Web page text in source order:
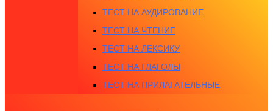
ТЕСТ НА АУДИРОВАНИЕ
ТЕСТ НА ЧТЕНИЕ
ТЕСТ НА ЛЕКСИКУ
ТЕСТ НА ГЛАГОЛЫ
ТЕСТ НА ПРИЛАГАТЕЛЬНЫЕ